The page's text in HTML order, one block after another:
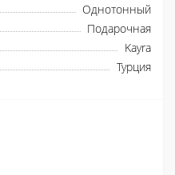
Однотонный
Подарочная
Kayra
Турция